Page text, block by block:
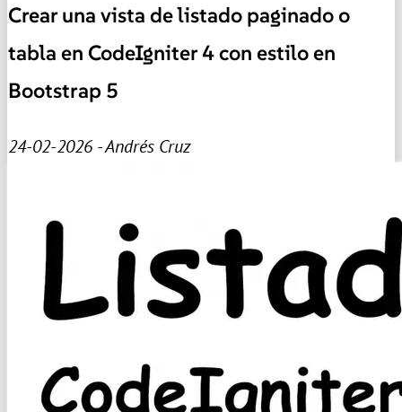
Crear una vista de listado paginado o
tabla en CodeIgniter 4 con estilo en
Bootstrap 5
24-02-2026 - Andrés Cruz